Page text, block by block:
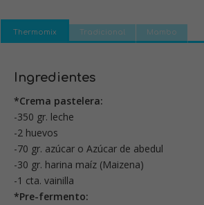
Thermomix Tradicional Mambo
Ingredientes
*Crema pastelera:
-350 gr. leche
-2 huevos
-70 gr. azúcar o Azúcar de abedul
-30 gr. harina maíz (Maizena)
-1 cta. vainilla
*Pre-fermento: